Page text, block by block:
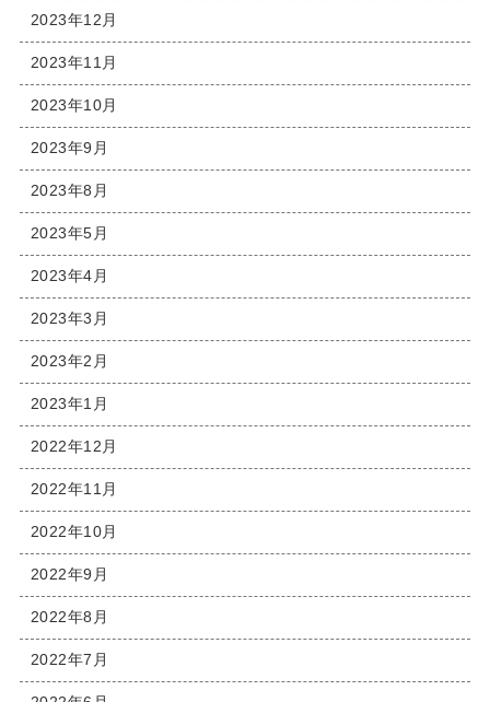
2023年12月
2023年11月
2023年10月
2023年9月
2023年8月
2023年5月
2023年4月
2023年3月
2023年2月
2023年1月
2022年12月
2022年11月
2022年10月
2022年9月
2022年8月
2022年7月